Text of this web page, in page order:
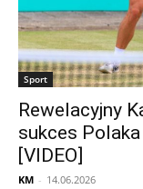
Sport
Rewelacyjny
sukces
[VIDEO]
KM - 14.06.2026